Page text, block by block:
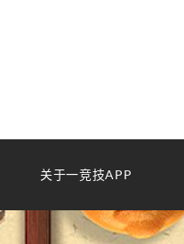
关于一竞技APP